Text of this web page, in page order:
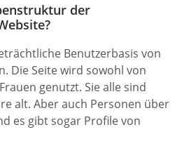
der
Benutzerbasis von
Die Seite wird sowohl von
genutzt. Sie alle sind
alt. Aber auch Personen über
es gibt sogar Profile von